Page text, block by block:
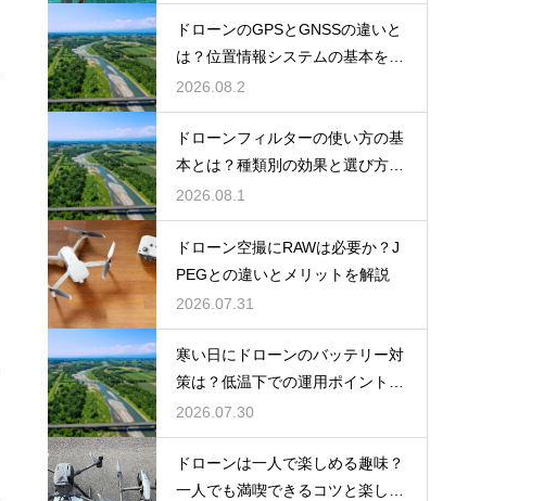
ドローンのGPSとGNSSの違いと
は？位置情報システムの基本を解
説
2026.08.2
ドローンフィルターの使い方の基
本とは？種類別の効果と選び方を
解説
2026.08.1
ドローン空撮にRAWは必要か？J
PEGとの違いとメリットを解説
2026.07.31
寒い日にドローンのバッテリー対
策は？低温下での運用ポイントと
注意点
2026.07.30
ドローンは一人で楽しめる趣味？
一人でも満喫できるコツと楽しみ